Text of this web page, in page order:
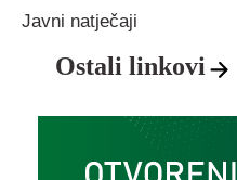
Javni natječaji
Ostali linkovi